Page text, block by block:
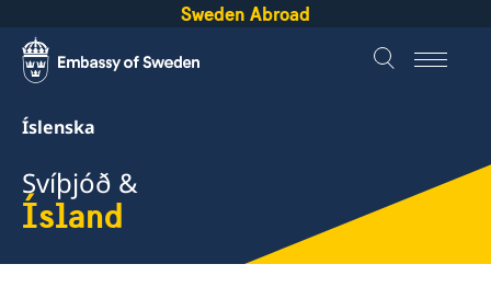
Sweden Abroad
Íslenska
Svíþjóð &
Ísland